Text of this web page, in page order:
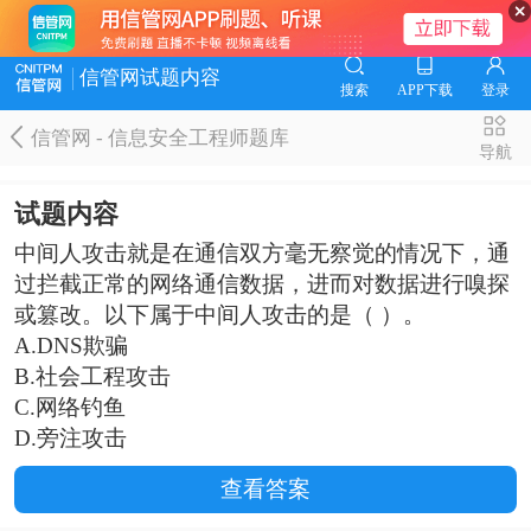
信管网试题内容
搜索 APP下载 登录
信管网 - 信息安全工程师题库
导航
试题内容
中间人攻击就是在通信双方毫无察觉的情况下，通
过拦截正常的网络通信数据，进而对数据进行嗅探
或篡改。以下属于中间人攻击的是（ ）。
A.DNS欺骗
B.社会工程攻击
C.网络钓鱼
D.旁注攻击
查看答案